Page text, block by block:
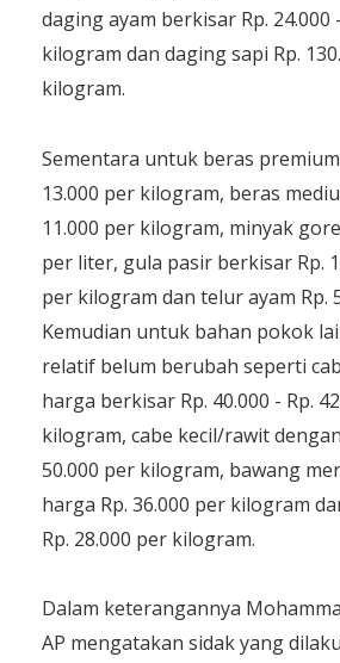
daging ayam berkisar Rp. 24.000
kilogram dan daging sapi Rp.
kilogram.
Sementara untuk beras
13.000 per kilogram, beras
11.000 per kilogram, minyak
per liter, gula pasir berkisar Rp.
per kilogram dan telur ayam Rp.
Kemudian untuk bahan pokok
relatif belum berubah seperti
harga berkisar Rp. 40.000 - Rp.
kilogram, cabe kecil/rawit
50.000 per kilogram, bawang
harga Rp. 36.000 per kilogram
Rp. 28.000 per kilogram.
Dalam keterangannya
AP mengatakan sidak yang